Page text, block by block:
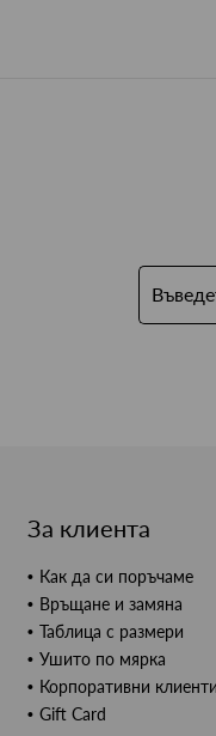
За клиента
Как да си поръчаме
Връщане и замяна
Таблица с размери
Ушито по мярка
Корпоративни клиенти
Gift Card